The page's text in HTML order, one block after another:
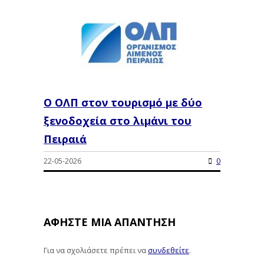
Ο ΟΛΠ στον τουρισμό με δύο
ξενοδοχεία στο λιμάνι του
Πειραιά
22-05-2026 0
ΑΦΉΣΤΕ ΜΙΑ ΑΠΆΝΤΗΣΗ
Για να σχολιάσετε πρέπει νασυνδεθείτε.